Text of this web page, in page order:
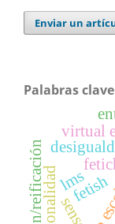
Enviar un
Palabras clave
fetish
virtual
lms
sense